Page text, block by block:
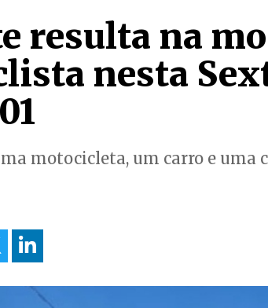
resulta na
nesta
motocicleta, um carro e uma